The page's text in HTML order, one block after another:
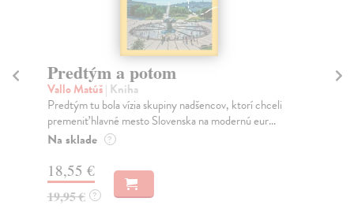
ktorí chceli
modernú eur...
Město a jeho nejisté zdi
Ty jsi to byla, kdo mi vyprávěl o tom městě.
jeho nejisté zdi – dlouho očekávaný román
31,21 €
32,85 €